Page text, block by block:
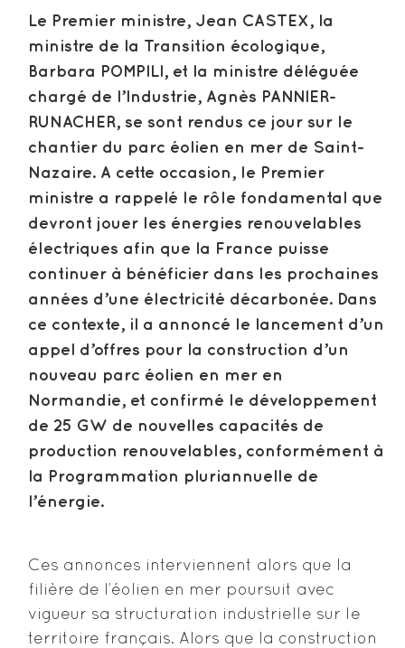
Le Premier ministre, Jean CASTEX, la
ministre de la Transition écologique,
Barbara POMPILI, et la ministre déléguée
chargé de l’Industrie, Agnès PANNIER-
RUNACHER, se sont rendus ce jour sur le
chantier du parc éolien en mer de Saint-
Nazaire. A cette occasion, le Premier
ministre a rappelé le rôle fondamental que
devront jouer les énergies renouvelables
électriques afin que la France puisse
continuer à bénéficier dans les prochaines
années d’une électricité décarbonée. Dans
ce contexte, il a annoncé le lancement d’un
appel d’offres pour la construction d’un
nouveau parc éolien en mer en
Normandie, et confirmé le développement
de 25 GW de nouvelles capacités de
production renouvelables, conformément à
la Programmation pluriannuelle de
l’énergie.
Ces annonces interviennent alors que la
filière de l’éolien en mer poursuit avec
vigueur sa structuration industrielle sur le
territoire français. Alors que la construction